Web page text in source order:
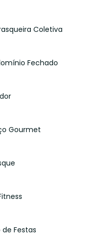
Coletiva
Fechado
Gourmet
de Festas